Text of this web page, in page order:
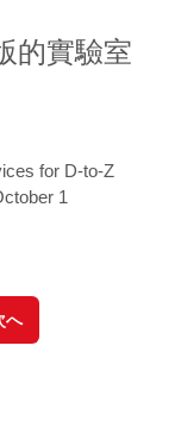
的實驗室
for D-to-Z
1
へ